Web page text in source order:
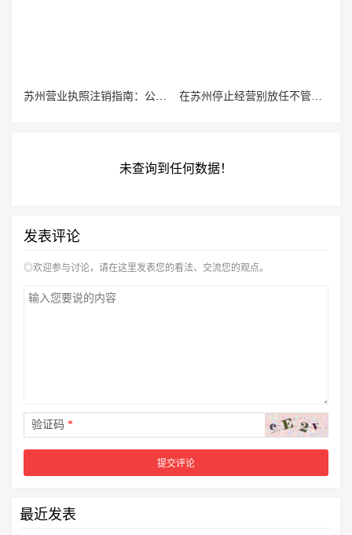
苏州营业执照注销指南：公司、个体户税务清算与工商办理要点 在苏州停止经营别放任不管！企业与个体注销常见大坑提前避开
未查询到任何数据！
发表评论
◎欢迎参与讨论，请在这里发表您的看法、交流您的观点。
验证码 *
最近发表